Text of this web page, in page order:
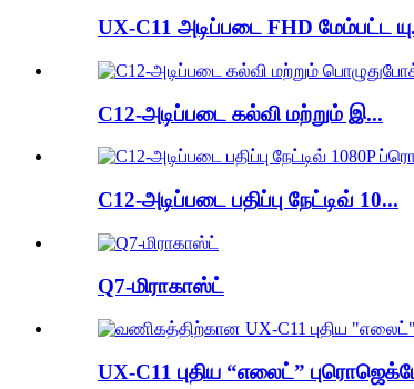
UX-C11 அடிப்படை FHD மேம்பட்ட
C12-அடிப்படை கல்வி மற்றும் இ...
C12-அடிப்படை பதிப்பு நேட்டிவ் 10...
Q7-மிராகாஸ்ட்
UX-C11 புதிய “எலைட்”